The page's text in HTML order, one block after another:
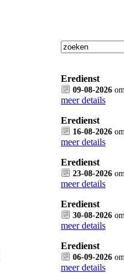
Eredienst
09-08-2026 om
meer details
Eredienst
16-08-2026 om
meer details
Eredienst
23-08-2026 om
meer details
Eredienst
30-08-2026 om
meer details
Eredienst
06-09-2026 om
meer details